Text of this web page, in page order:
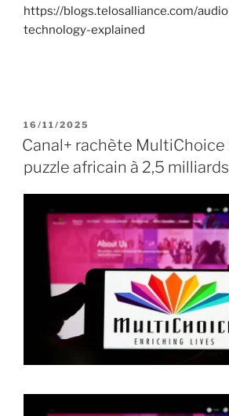
https://blogs.telosalliance.com/
technology-explained
P
U
B
L
É
16/11/2025
Canal+ rachète MultiChoice
puzzle africain à 2,5 milliards